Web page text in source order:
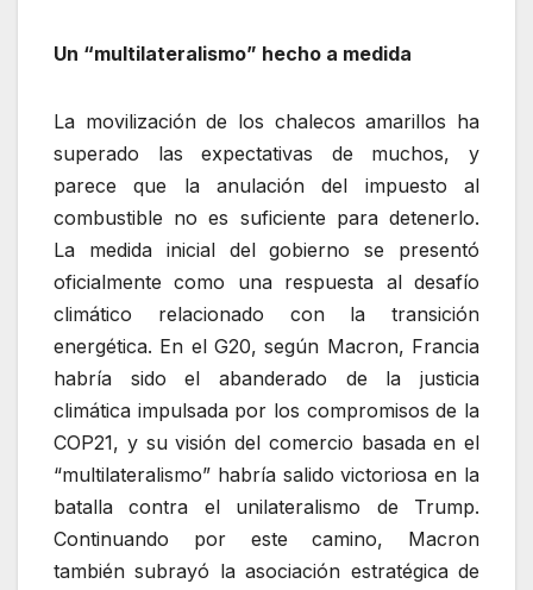
Un “multilateralismo” hecho a medida
La movilización de los chalecos amarillos ha
superado las expectativas de muchos, y
parece que la anulación del impuesto al
combustible no es suficiente para detenerlo.
La medida inicial del gobierno se presentó
oficialmente como una respuesta al desafío
climático relacionado con la transición
energética. En el G20, según Macron, Francia
habría sido el abanderado de la justicia
climática impulsada por los compromisos de la
COP21, y su visión del comercio basada en el
“multilateralismo” habría salido victoriosa en la
batalla contra el unilateralismo de Trump.
Continuando por este camino, Macron
también subrayó la asociación estratégica de